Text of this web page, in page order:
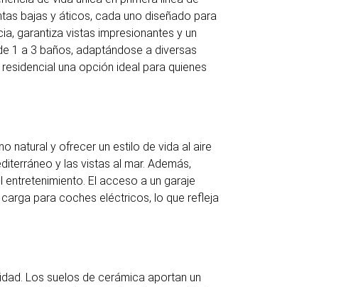
bajas y áticos, cada uno diseñado para
garantiza vistas impresionantes y un
1 a 3 baños, adaptándose a diversas
una opción ideal para quienes
natural y ofrecer un estilo de vida al aire
y las vistas al mar. Además,
El acceso a un garaje
para coches eléctricos, lo que refleja
Los suelos de cerámica aportan un